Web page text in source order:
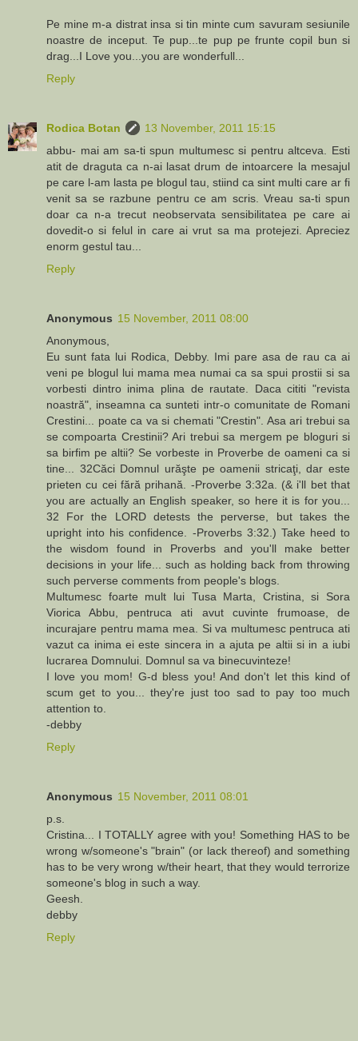
Pe mine m-a distrat insa si tin minte cum savuram sesiunile
noastre de inceput. Te pup...te pup pe frunte copil bun si
drag...I Love you...you are wonderfull...
Reply
Rodica Botan
13 November, 2011 15:15
abbu- mai am sa-ti spun multumesc si pentru altceva. Esti
atit de draguta ca n-ai lasat drum de intoarcere la mesajul
pe care l-am lasta pe blogul tau, stiind ca sint multi care ar fi
venit sa se razbune pentru ce am scris. Vreau sa-ti spun
doar ca n-a trecut neobservata sensibilitatea pe care ai
dovedit-o si felul in care ai vrut sa ma protejezi. Apreciez
enorm gestul tau...
Reply
Anonymous 15 November, 2011 08:00
Anonymous,
Eu sunt fata lui Rodica, Debby. Imi pare asa de rau ca ai
veni pe blogul lui mama mea numai ca sa spui prostii si sa
vorbesti dintro inima plina de rautate. Daca cititi "revista
noastră", inseamna ca sunteti intr-o comunitate de Romani
Crestini... poate ca va si chemati "Crestin". Asa ari trebui sa
se compoarta Crestinii? Ari trebui sa mergem pe bloguri si
sa birfim pe altii? Se vorbeste in Proverbe de oameni ca si
tine... 32Căci Domnul urăşte pe oamenii stricaţi, dar este
prieten cu cei fără prihană. -Proverbe 3:32a. (& i'll bet that
you are actually an English speaker, so here it is for you...
32 For the LORD detests the perverse, but takes the
upright into his confidence. -Proverbs 3:32.) Take heed to
the wisdom found in Proverbs and you'll make better
decisions in your life... such as holding back from throwing
such perverse comments from people's blogs.
Multumesc foarte mult lui Tusa Marta, Cristina, si Sora
Viorica Abbu, pentruca ati avut cuvinte frumoase, de
incurajare pentru mama mea. Si va multumesc pentruca ati
vazut ca inima ei este sincera in a ajuta pe altii si in a iubi
lucrarea Domnului. Domnul sa va binecuvinteze!
I love you mom! G-d bless you! And don't let this kind of
scum get to you... they're just too sad to pay too much
attention to.
-debby
Reply
Anonymous 15 November, 2011 08:01
p.s.
Cristina... I TOTALLY agree with you! Something HAS to be
wrong w/someone's "brain" (or lack thereof) and something
has to be very wrong w/their heart, that they would terrorize
someone's blog in such a way.
Geesh.
debby
Reply